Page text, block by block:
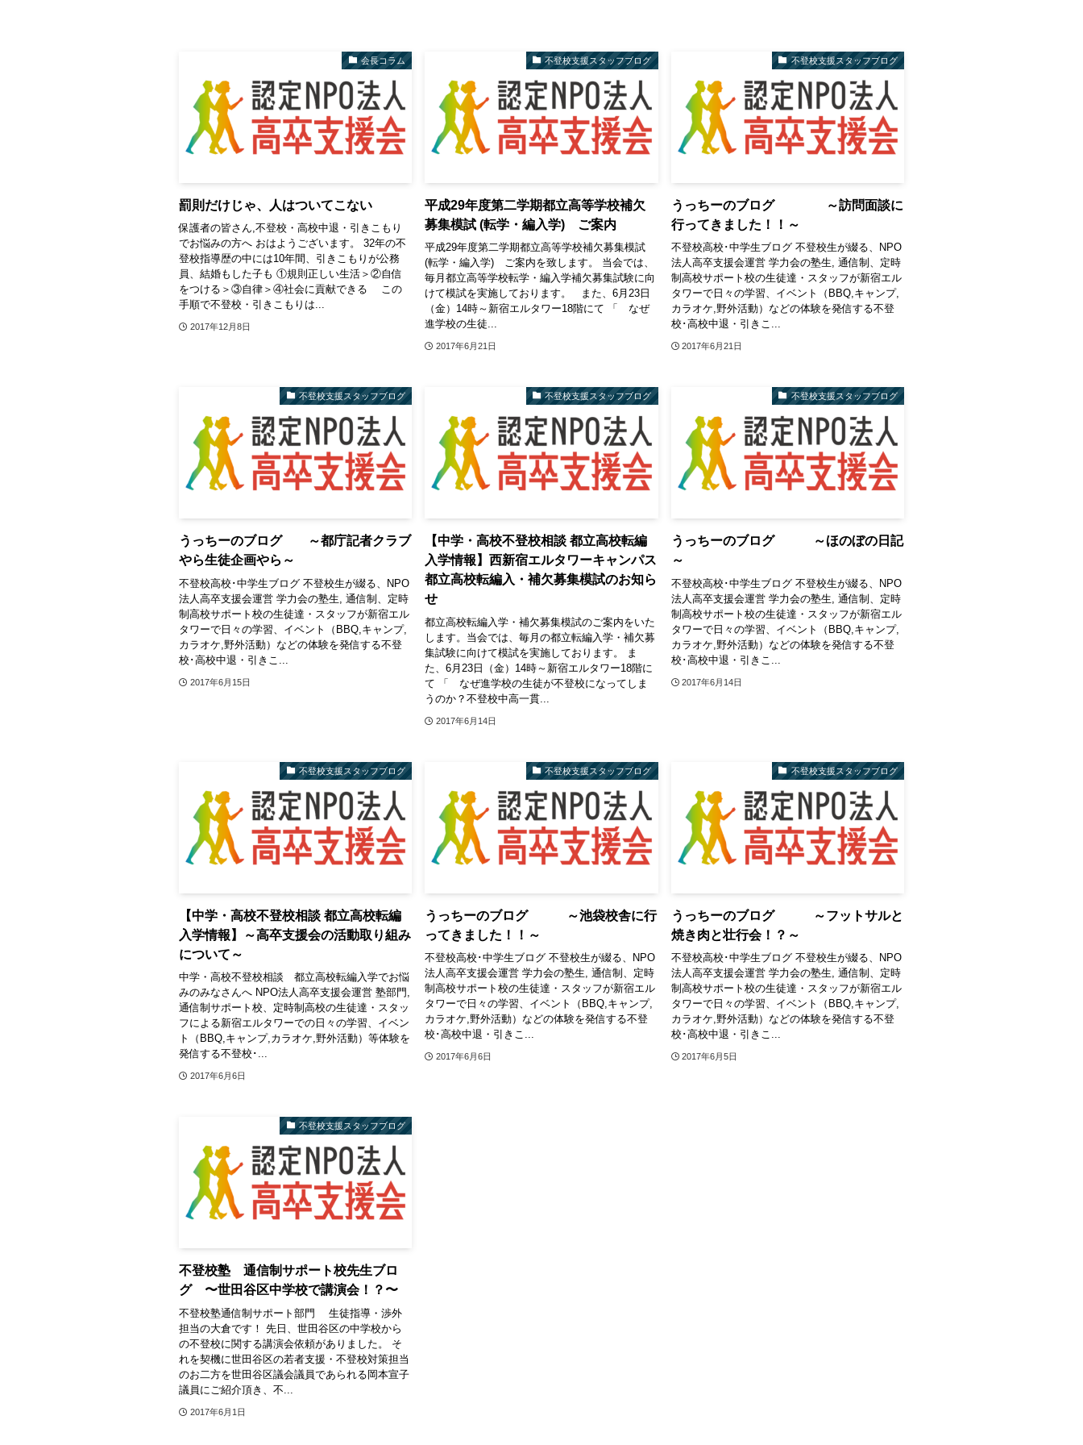
会長コラム
罰則だけじゃ、人はついてこない
保護者の皆さん,不登校・高校中退・引きこもり
でお悩みの方へ おはようございます。 32年の不
登校指導歴の中には10年間、引きこもりが公務
員、結婚もした子も ①規則正しい生活＞②自信
をつける＞③自律＞④社会に貢献できる この
手順で不登校・引きこもりは...
2017年12月8日
不登校支援スタッフブログ
平成29年度第二学期都立高等学校補欠
募集模試 (転学・編入学) ご案内
平成29年度第二学期都立高等学校補欠募集模試
(転学・編入学) ご案内を致します。 当会では、
毎月都立高等学校転学・編入学補欠募集試験に向
けて模試を実施しております。 また、6月23日
（金）14時～新宿エルタワー18階にて 「 なぜ
進学校の生徒...
2017年6月21日
不登校支援スタッフブログ
うっちーのブログ ～訪問面談に
行ってきました！！～
不登校高校･中学生ブログ 不登校生が綴る、NPO
法人高卒支援会運営 学力会の塾生, 通信制、定時
制高校サポート校の生徒達・スタッフが新宿エル
タワーで日々の学習、イベント（BBQ,キャンプ,
カラオケ,野外活動）などの体験を発信する不登
校･高校中退・引きこ...
2017年6月21日
不登校支援スタッフブログ
うっちーのブログ ～都庁記者クラブ
やら生徒企画やら～
不登校高校･中学生ブログ 不登校生が綴る、NPO
法人高卒支援会運営 学力会の塾生, 通信制、定時
制高校サポート校の生徒達・スタッフが新宿エル
タワーで日々の学習、イベント（BBQ,キャンプ,
カラオケ,野外活動）などの体験を発信する不登
校･高校中退・引きこ...
2017年6月15日
不登校支援スタッフブログ
【中学・高校不登校相談 都立高校転編
入学情報】西新宿エルタワーキャンパス
都立高校転編入・補欠募集模試のお知ら
せ
都立高校転編入学・補欠募集模試のご案内をいた
します。当会では、毎月の都立転編入学・補欠募
集試験に向けて模試を実施しております。 ま
た、6月23日（金）14時～新宿エルタワー18階に
て 「 なぜ進学校の生徒が不登校になってしま
うのか？不登校中高一貫...
2017年6月14日
不登校支援スタッフブログ
うっちーのブログ ～ほのぼの日記
～
不登校高校･中学生ブログ 不登校生が綴る、NPO
法人高卒支援会運営 学力会の塾生, 通信制、定時
制高校サポート校の生徒達・スタッフが新宿エル
タワーで日々の学習、イベント（BBQ,キャンプ,
カラオケ,野外活動）などの体験を発信する不登
校･高校中退・引きこ...
2017年6月14日
不登校支援スタッフブログ
【中学・高校不登校相談 都立高校転編
入学情報】～高卒支援会の活動取り組み
について～
中学・高校不登校相談 都立高校転編入学でお悩
みのみなさんへ NPO法人高卒支援会運営 塾部門,
通信制サポート校、定時制高校の生徒達・スタッ
フによる新宿エルタワーでの日々の学習、イベン
ト（BBQ,キャンプ,カラオケ,野外活動）等体験を
発信する不登校･...
2017年6月6日
不登校支援スタッフブログ
うっちーのブログ ～池袋校舎に行
ってきました！！～
不登校高校･中学生ブログ 不登校生が綴る、NPO
法人高卒支援会運営 学力会の塾生, 通信制、定時
制高校サポート校の生徒達・スタッフが新宿エル
タワーで日々の学習、イベント（BBQ,キャンプ,
カラオケ,野外活動）などの体験を発信する不登
校･高校中退・引きこ...
2017年6月6日
不登校支援スタッフブログ
うっちーのブログ ～フットサルと
焼き肉と壮行会！？～
不登校高校･中学生ブログ 不登校生が綴る、NPO
法人高卒支援会運営 学力会の塾生, 通信制、定時
制高校サポート校の生徒達・スタッフが新宿エル
タワーで日々の学習、イベント（BBQ,キャンプ,
カラオケ,野外活動）などの体験を発信する不登
校･高校中退・引きこ...
2017年6月5日
不登校支援スタッフブログ
不登校塾 通信制サポート校先生ブロ
グ 〜世田谷区中学校で講演会！？〜
不登校塾通信制サポート部門 生徒指導・渉外
担当の大倉です！ 先日、世田谷区の中学校から
の不登校に関する講演会依頼がありました。 そ
れを契機に世田谷区の若者支援・不登校対策担当
のお二方を世田谷区議会議員であられる岡本宣子
議員にご紹介頂き、不...
2017年6月1日